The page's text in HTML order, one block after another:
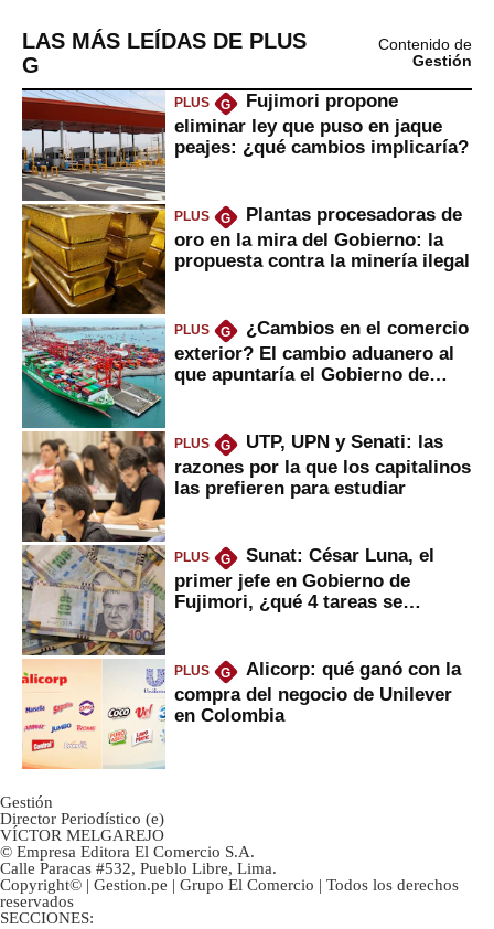
LAS MÁS LEÍDAS DE PLUS
G
Contenido de
Gestión
PLUS G
Fujimori propone
eliminar ley que puso en jaque
peajes: ¿qué cambios implicaría?
PLUS G
Plantas procesadoras de
oro en la mira del Gobierno: la
propuesta contra la minería ilegal
PLUS G
¿Cambios en el comercio
exterior? El cambio aduanero al
que apuntaría el Gobierno de
PLUS G
UTP, UPN y Senati: las
razones por la que los capitalinos
las prefieren para estudiar
PLUS G
Sunat: César Luna, el
primer jefe en Gobierno de
Fujimori, ¿qué 4 tareas se
PLUS G
Alicorp: qué ganó con la
compra del negocio de Unilever
en Colombia
Gestión
Director Periodístico (e)
VÍCTOR MELGAREJO
© Empresa Editora El Comercio S.A.
Calle Paracas #532, Pueblo Libre, Lima.
Copyright© | Gestion.pe | Grupo El Comercio | Todos los derechos
reservados
SECCIONES: